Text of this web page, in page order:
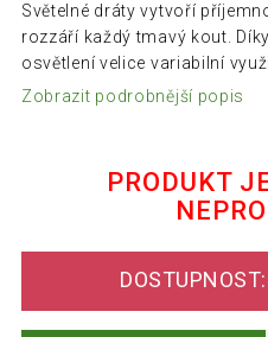
Světelné dráty vytvoří
rozzáří každý tmavý kout.
osvětlení velice variabilní
Zobrazit podrobnější popis
PRODUKT